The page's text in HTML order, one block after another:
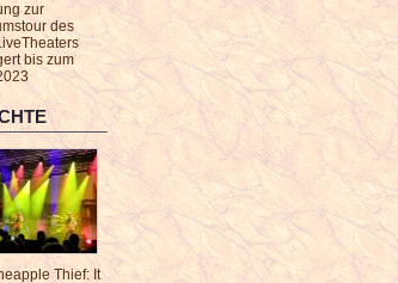
zur
des
bis zum
Thief: It